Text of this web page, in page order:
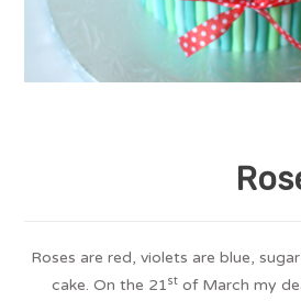
Roses are red, violets are blue,
cake. On the 21stof March my